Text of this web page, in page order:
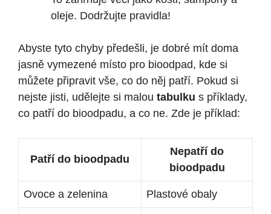
oleje. Dodržujte pravidla!
Abyste tyto chyby předešli, je dobré mít doma
jasně vymezené místo pro bioodpad, kde si
můžete připravit vše, co do něj patří. Pokud si
nejste jisti, udělejte si malou tabulku s příklady,
co patří do bioodpadu, a co ne. Zde je příklad:
Patří do bioodpadu
Nepatří do
bioodpadu
Ovoce a zelenina Plastové obaly